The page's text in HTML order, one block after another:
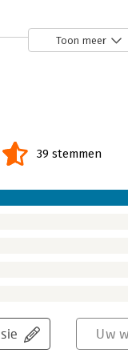
Mensen houden
Patrick Davidson
Toon meer
39 stemmen
Uw